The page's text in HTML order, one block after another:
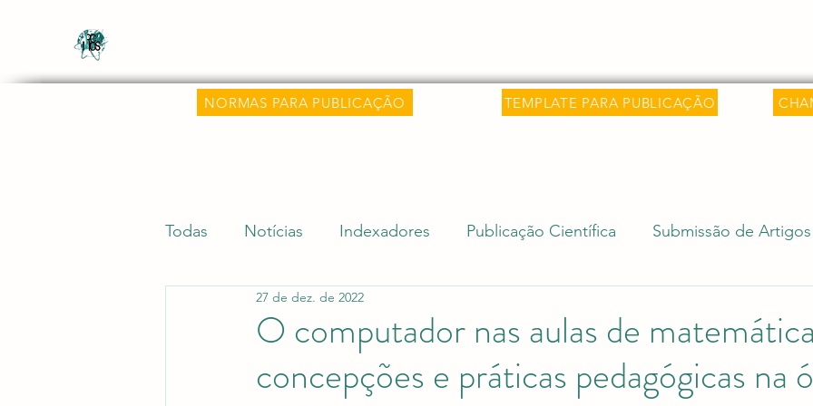
NORMAS PARA PUBLICAÇÃO TEMPLATE PARA PUBLICAÇÃO
Todas Notícias Indexadores Publicação Científica Submissão de Artigos
Dicas Acadêmicas
Editora Aluz e Premiações Editais Acadêmicos Revalidação de Diploma
O computador nas aulas de
concepções e práticas pedagógicas na
27 de dez. de 2022